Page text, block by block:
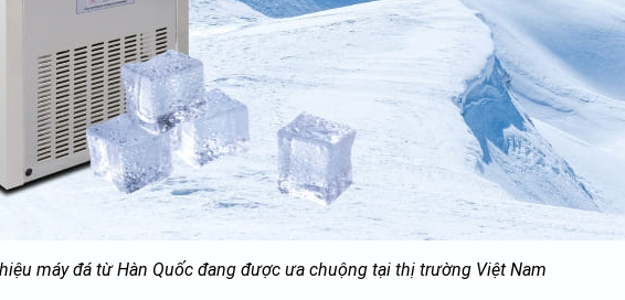
máy đá từ Hàn Quốc đang được ưa chuộng tại thị trường Việt Nam